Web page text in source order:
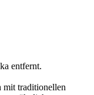
entfernt.
mit traditionellen